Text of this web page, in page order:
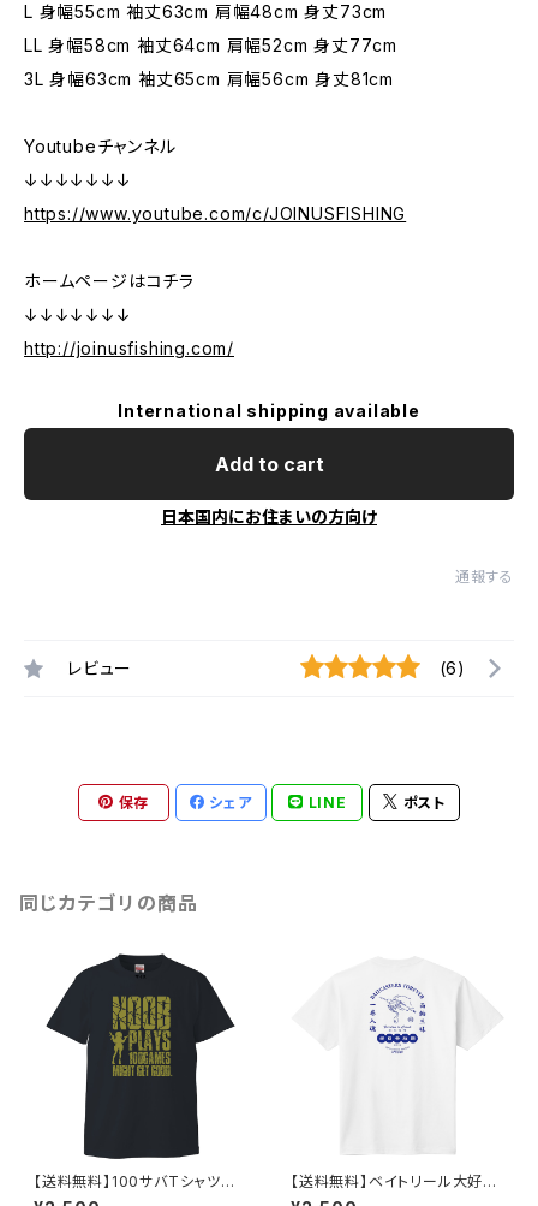
L 身幅55cm 袖丈63cm 肩幅48cm 身丈73cm
LL 身幅58cm 袖丈64cm 肩幅52cm 身丈77cm
3L 身幅63cm 袖丈65cm 肩幅56cm 身丈81cm
Youtubeチャンネル
↓↓↓↓↓↓↓
https://www.youtube.com/c/JOINUSFISHING
ホームページはコチラ
↓↓↓↓↓↓↓
http://joinusfishing.com/
International shipping available
Add to cart
日本国内にお住まいの方向け
通報する
レビュー (6)
保存 シェア LINE ポスト
同じカテゴリの商品
【送料無料】100サバTシャツそ
の3（半袖）
【送料無料】ベイトリール大好き
Tシャツ